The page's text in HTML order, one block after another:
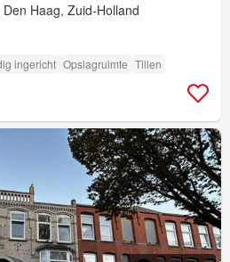
Haag, Zuid-Holland
ingericht Opslagruimte Tillen